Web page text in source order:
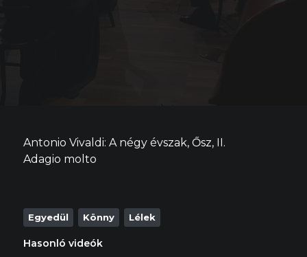
Antonio Vivaldi: A négy évszak, Ősz, II.
Adagio molto
Egyedül Könny Lélek
Hasonló videók